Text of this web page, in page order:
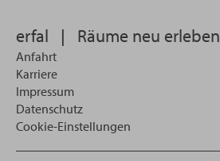
erfal | Räume neu erleben
Anfahrt
Karriere
Impressum
Datenschutz
Cookie-Einstellungen